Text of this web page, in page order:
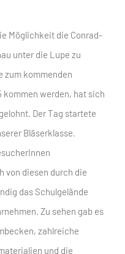
Möglichkeit die Conrad-
unter die Lupe zu
zum kommenden
kommen werden, hat sich
Der Tag startete
Bläserklasse.
von diesen durch die
das Schulgelände
Zu sehen gab es
zahlreiche
und die